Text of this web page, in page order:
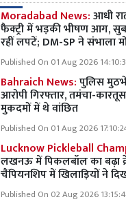
Moradabad News:आधी
फैक्ट्री में भड़की भीषण आग,
रहीं लपटें; DM-SP ने संभाला
Published On 01 Aug 2026
Bahraich News:पुलिस
आरोपी गिरफ्तार, तमंचा-
मुकदमों में थे वांछित
Published On 01 Aug 2026
Lucknow Pickleball
लखनऊ में पिकलबॉल का बढ़ा
चैंपियनशिप में खिलाड़ियों ने
Published On 02 Aug 2026